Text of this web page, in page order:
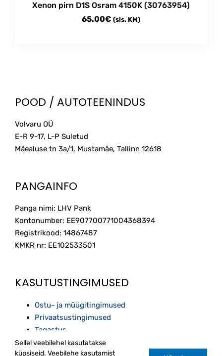
Xenon pirn D1S Osram 4150K (30763954)
65.00€ (sis. KM)
POOD / AUTOTEENINDUS
Volvaru OÜ
E-R 9-17, L-P Suletud
Mäealuse tn 3a/1, Mustamäe, Tallinn 12618
PANGAINFO
Panga nimi: LHV Pank
Kontonumber: EE907700771004368394
Registrikood: 14867487
KMKR nr: EE102533501
KASUTUSTINGIMUSED
Ostu- ja müügitingimused
Privaatsustingimused
Tagastus
Sellel veebilehel kasutatakse
küpsiseid. Veebilehe kasutamist